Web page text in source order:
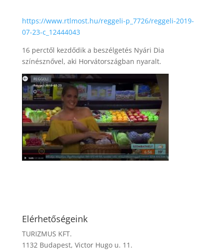
https://www.rtlmost.hu/reggeli-p_7726/reggeli-2019-
07-23-c_12444043
16 perctől kezdődik a beszélgetés Nyári Dia
színésznővel, aki Horvátországban nyaralt.
Elérhetőségeink
TURIZMUS KFT.
1132 Budapest, Victor Hugo u. 11.